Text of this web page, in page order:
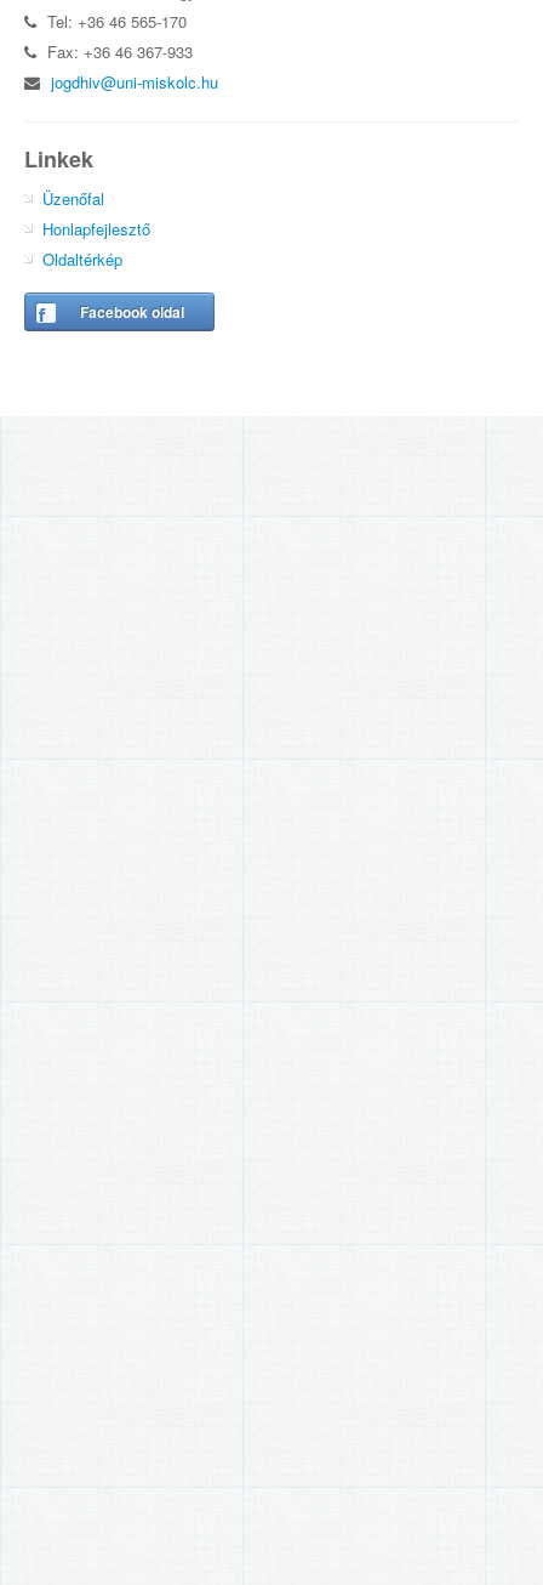
Tel: +36 46 565-170
Fax: +36 46 367-933
jogdhiv@uni-miskolc.hu
Linkek
Üzenőfal
Honlapfejlesztő
Oldaltérkép
Facebook oldal